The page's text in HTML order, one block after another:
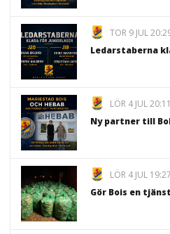
TOR 9 JUL
Ledarstaberna
LÖR 4 JUL 20:11
Ny partner till
LÖR 4 JUL 19:27
Gör Bois en